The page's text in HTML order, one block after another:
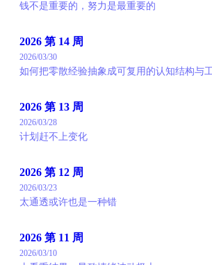
钱不是重要的，努力是最重要的
2026 第 14 周
2026/03/30
如何把零散经验抽象成可复用的认知结构与
2026 第 13 周
2026/03/28
计划赶不上变化
2026 第 12 周
2026/03/23
太通透或许也是一种错
2026 第 11 周
2026/03/10